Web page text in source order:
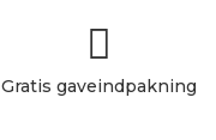

Gratis gaveindpakning